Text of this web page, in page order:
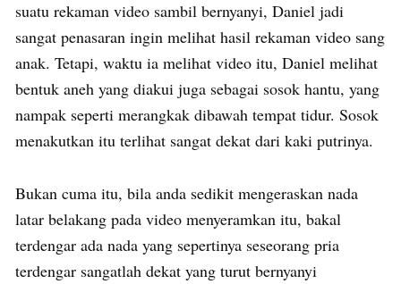
suatu rekaman video sambil bernyanyi, Daniel jadi
sangat penasaran ingin melihat hasil rekaman video sang
anak. Tetapi, waktu ia melihat video itu, Daniel melihat
bentuk aneh yang diakui juga sebagai sosok hantu, yang
nampak seperti merangkak dibawah tempat tidur. Sosok
menakutkan itu terlihat sangat dekat dari kaki putrinya.
Bukan cuma itu, bila anda sedikit mengeraskan nada
latar belakang pada video menyeramkan itu, bakal
terdengar ada nada yang sepertinya seseorang pria
terdengar sangatlah dekat yang turut bernyanyi